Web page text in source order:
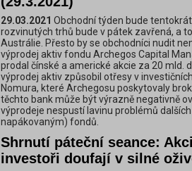
29.03.2021 Obchodní týden bude
rozvinutých trhů bude v pátek zavřená, a
Austrálie. Přesto by se obchodníci nudit
výprodej aktiv fondu Archegos Capital
prodal čínské a americké akcie za 20 mld.
výprodej aktiv způsobil otřesy v
Nomura, které Archegosu poskytovaly
těchto bank může být výrazně negativně
výprodeje nespustí lavinu problémů
napákovaným) fondů.
Shrnutí páteční seance:
investoři doufají v silné